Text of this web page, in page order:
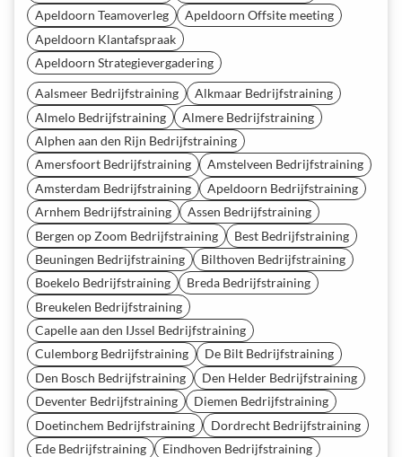
Apeldoorn Teamoverleg
Apeldoorn Offsite meeting
Apeldoorn Klantafspraak
Apeldoorn Strategievergadering
Aalsmeer Bedrijfstraining
Alkmaar Bedrijfstraining
Almelo Bedrijfstraining
Almere Bedrijfstraining
Alphen aan den Rijn Bedrijfstraining
Amersfoort Bedrijfstraining
Amstelveen Bedrijfstraining
Amsterdam Bedrijfstraining
Apeldoorn Bedrijfstraining
Arnhem Bedrijfstraining
Assen Bedrijfstraining
Bergen op Zoom Bedrijfstraining
Best Bedrijfstraining
Beuningen Bedrijfstraining
Bilthoven Bedrijfstraining
Boekelo Bedrijfstraining
Breda Bedrijfstraining
Breukelen Bedrijfstraining
Capelle aan den IJssel Bedrijfstraining
Culemborg Bedrijfstraining
De Bilt Bedrijfstraining
Den Bosch Bedrijfstraining
Den Helder Bedrijfstraining
Deventer Bedrijfstraining
Diemen Bedrijfstraining
Doetinchem Bedrijfstraining
Dordrecht Bedrijfstraining
Ede Bedrijfstraining
Eindhoven Bedrijfstraining